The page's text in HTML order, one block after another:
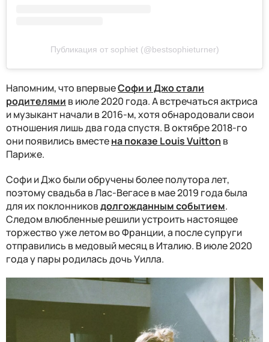
Публикация от sophiet (@bestsophieturner)
Напомним, что впервыеСофи и Джо стали
родителями в июле 2020 года. А встречаться актриса
и музыкант начали в 2016-м, хотя обнародовали свои
отношения лишь два года спустя. В октябре 2018-го
они появились вместена показе Louis Vuitton в
Париже.
Софи и Джо были обручены более полутора лет,
поэтому свадьба в Лас-Вегасе в мае 2019 года была
для их поклонниковдолгожданным событием.
Следом влюбленные решили устроить настоящее
торжество уже летом во Франции, а после супруги
отправились в медовый месяц в Италию. В июле 2020
года у пары родилась дочь Уилла.